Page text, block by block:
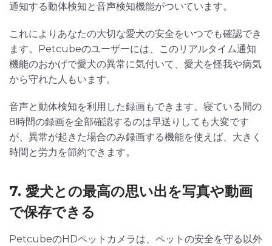
通知する動体検知と音声検知機能がついています。
これによりあなたの大切な愛犬の安全をいつでも確認でき
ます。Petcubeのユーザーには、このリアルタイム通知
機能のおかげで愛犬の異常に気付いて、愛犬を怪我や病気
から守れた人もいます。
音声と動体検知を利用した録画もできます。寝ている間の
8時間の録画を全部確認するのは早送りしても大変です
が、異常が起きた場合のみ録画する機能を使えば、大きく
時間と労力を節約できます。
7. 愛犬との最高の思い出を写真や動画
で保存できる
PetcubeのHDペットカメラは、ペットの安全を守る以外